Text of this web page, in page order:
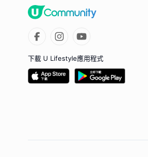
下載 U Lifestyle應用程式